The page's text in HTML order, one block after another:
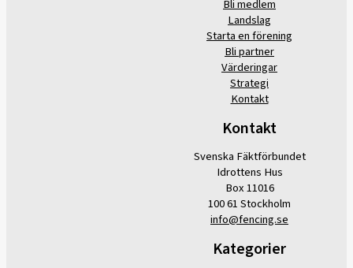
Bli medlem
Landslag
Starta en förening
Bli partner
Värderingar
Strategi
Kontakt
Kontakt
Svenska Fäktförbundet
Idrottens Hus
Box 11016
100 61 Stockholm
info@fencing.se
Kategorier